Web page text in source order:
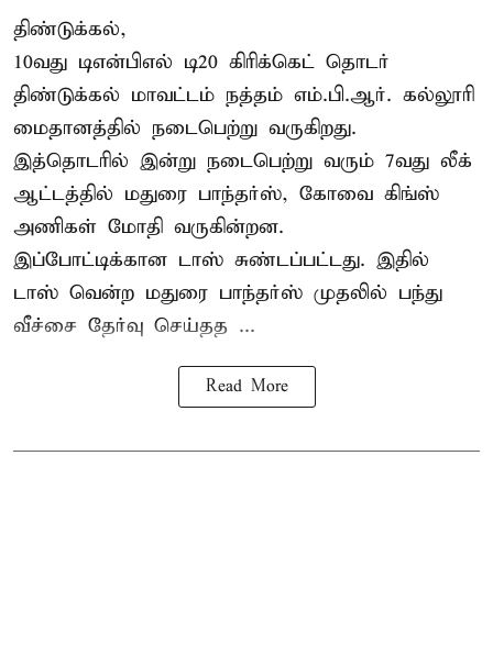
திண்டுக்கல்,
10வது டிஎன்பிஎல் டி20 கிரிக்கெட் தொடர்
திண்டுக்கல் மாவட்டம் நத்தம் எம்.பி.ஆர். கல்லூரி
மைதானத்தில் நடைபெற்று வருகிறது.
இத்தொடரில் இன்று நடைபெற்று வரும் 7வது லீக்
ஆட்டத்தில் மதுரை பாந்தர்ஸ், கோவை கிங்ஸ்
அணிகள் மோதி வருகின்றன.
இப்போட்டிக்கான டாஸ் சுண்டப்பட்டது. இதில்
டாஸ் வென்ற மதுரை பாந்தர்ஸ் முதலில் பந்து
வீச்சை தேர்வு செய்தத ...
Read More